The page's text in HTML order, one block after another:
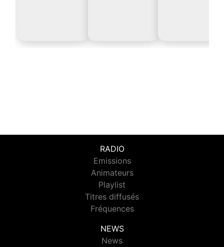
RADIO
Emissions
Animateurs
Playlist
Titres diffusés
Fréquences
NEWS
News